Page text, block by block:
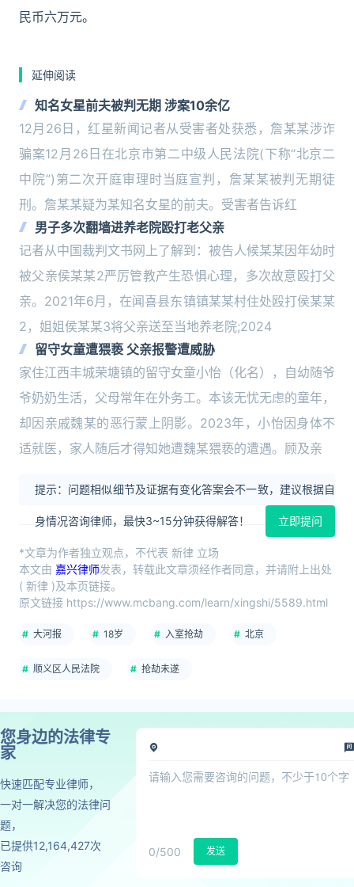
民币六万元。
延伸阅读
知名女星前夫被判无期 涉案10余亿
12月26日，红星新闻记者从受害者处获悉，詹某某涉诈
骗案12月26日在北京市第二中级人民法院(下称“北京二
中院”)第二次开庭审理时当庭宣判，詹某某被判无期徒
刑。詹某某疑为某知名女星的前夫。受害者告诉红
男子多次翻墙进养老院殴打老父亲
记者从中国裁判文书网上了解到：被告人候某某因年幼时
被父亲侯某某2严厉管教产生恐惧心理，多次故意殴打父
亲。2021年6月，在闻喜县东镇镇某某村住处殴打侯某某
2，姐姐侯某某3将父亲送至当地养老院;2024
留守女童遭猥亵 父亲报警遭威胁
家住江西丰城荣塘镇的留守女童小怡（化名），自幼随爷
爷奶奶生活，父母常年在外务工。本该无忧无虑的童年，
却因亲戚魏某的恶行蒙上阴影。2023年，小怡因身体不
适就医，家人随后才得知她遭魏某猥亵的遭遇。顾及亲
提示：问题相似细节及证据有变化答案会不一致，建议根据自
身情况咨询律师，最快3~15分钟获得解答！ 立即提问
*文章为作者独立观点，不代表 新律 立场
本文由 嘉兴律师发表，转载此文章须经作者同意，并请附上出处
( 新律 )及本页链接。
原文链接 https://www.mcbang.com/learn/xingshi/5589.html
大河报 18岁 入室抢劫 北京
顺义区人民法院 抢劫未遂
您身边的法律专
家
快速匹配专业律师，
一对一解决您的法律问
题，
已提供12,164,427次
咨询
0/500 发送